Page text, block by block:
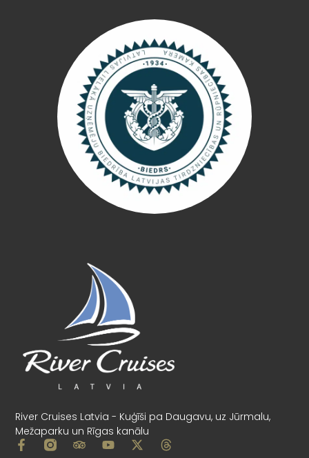
River Cruises Latvia - Kuģīši pa Daugavu, uz Jūrmalu,
Mežaparku un Rīgas kanālu